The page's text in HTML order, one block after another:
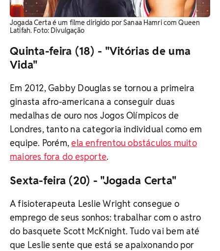
Jogada Certa é um filme dirigido por Sanaa Hamri com Queen
Latifah. Foto: Divulgação
Quinta-feira (18) - "Vitórias de uma
Vida"
Em 2012, Gabby Douglas se tornou a primeira
ginasta afro-americana a conseguir duas
medalhas de ouro nos Jogos Olímpicos de
Londres, tanto na categoria individual como em
equipe. Porém,ela enfrentou obstáculos muito
maiores fora do esporte.
Sexta-feira (20) - "Jogada Certa"
A fisioterapeuta Leslie Wright consegue o
emprego de seus sonhos: trabalhar com o astro
do basquete Scott McKnight. Tudo vai bem até
que Leslie sente que está se apaixonando por